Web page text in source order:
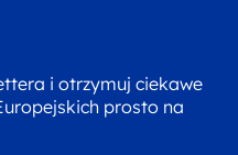
i otrzymuj ciekawe
prosto na